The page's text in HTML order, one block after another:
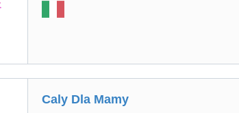
Caly Dla Mamy